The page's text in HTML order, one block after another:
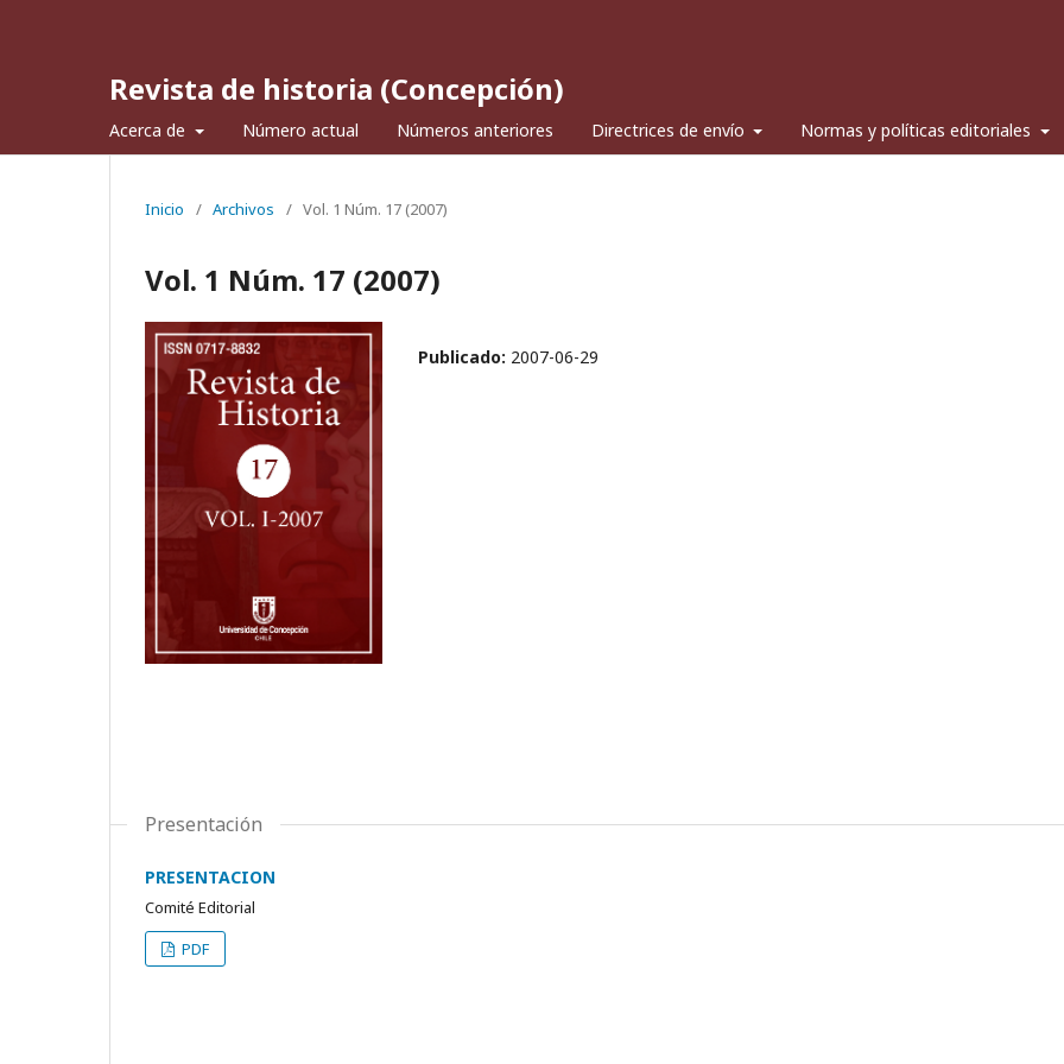
Revista de historia (Concepción)
Acerca de Número actual Números anteriores Directrices de envío Normas y políticas editoriales
Inicio / Archivos / Vol. 1 Núm. 17 (2007)
Vol. 1 Núm. 17 (2007)
Publicado: 2007-06-29
Presentación
PRESENTACION
Comité Editorial
PDF